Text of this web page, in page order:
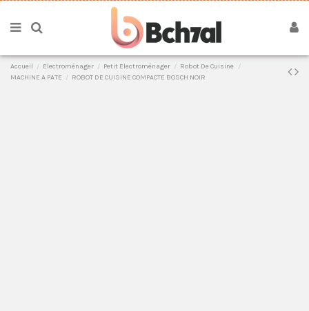
Accueil Electroménager Petit Electroménager
Robot De Cuisine
MACHINE A PATE
ROBOT DE CUISINE COMPACTE BOSCH NOIR